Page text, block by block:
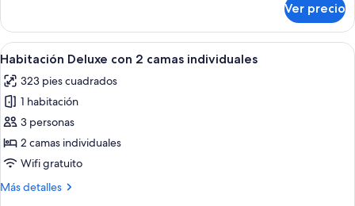
(Room
for
3
only,
1
Extra
Bed
)
Premium
con
2
individuales
(Room
for
3
only,
Extra
Bed
Ver precio
Abrir
todas
las
fotos
de
Habitación
Deluxe
2
Una habitación de hotel con dos
7
Habitación Deluxe con 2 camas individuales
323 pies cuadrados
1 habitación
3 personas
2 camas individuales
Wifi gratuito
Más detalles
Más